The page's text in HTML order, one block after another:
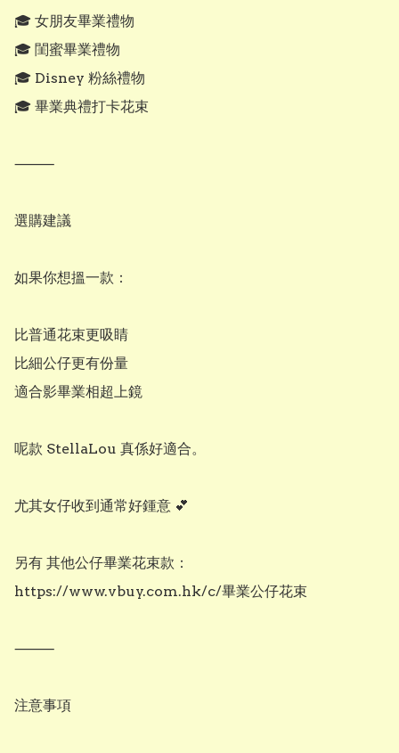
🎓 女朋友畢業禮物
🎓 閨蜜畢業禮物
🎓 Disney 粉絲禮物
🎓 畢業典禮打卡花束
⸻
選購建議
如果你想搵一款：
比普通花束更吸睛
比細公仔更有份量
適合影畢業相超上鏡
呢款 StellaLou 真係好適合。
尤其女仔收到通常好鍾意 💕
另有 其他公仔畢業花束款：
https://www.vbuy.com.hk/c/畢業公仔花束
⸻
注意事項